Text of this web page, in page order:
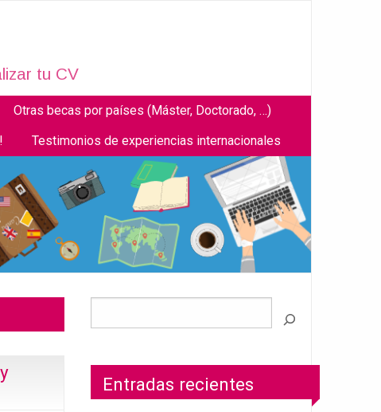
tu CV
Otras becas por países (Máster, Doctorado, …)
Testimonios de experiencias internacionales
Entradas recientes